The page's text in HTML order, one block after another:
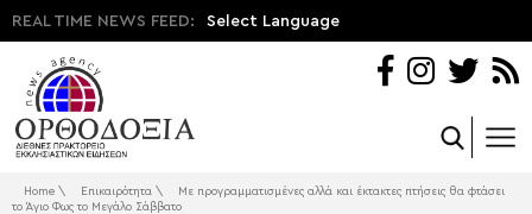
REAL TIME NEWS FEED: Select Language
Home \ Επικαιρότητα \
Με προγραμματισμένες αλλά και έκτακτες πτήσεις θα φτάσει
το Άγιο Φως το Μεγάλο Σάββατο